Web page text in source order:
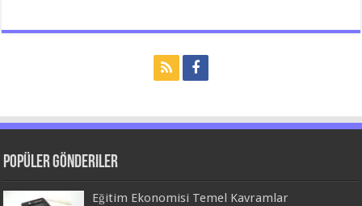
Popüler Gönderiler
Eğitim Ekonomisi Temel Kavramlar